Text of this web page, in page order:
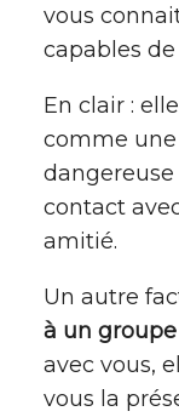
vous
capables
En clair :
comme
contact
amitié.
Un autre
à un groupe
avec vous,
vous la